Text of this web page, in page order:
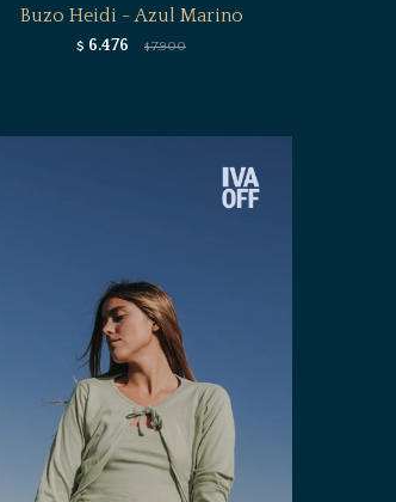
Buzo Heidi - Azul Marino
$ 6.476 $ 7.900